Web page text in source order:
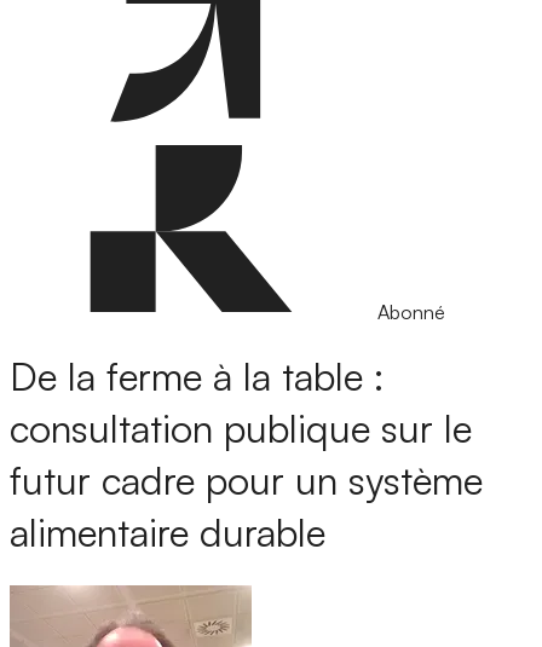
Abonné
De la ferme à la table :
consultation publique sur le
futur cadre pour un système
alimentaire durable